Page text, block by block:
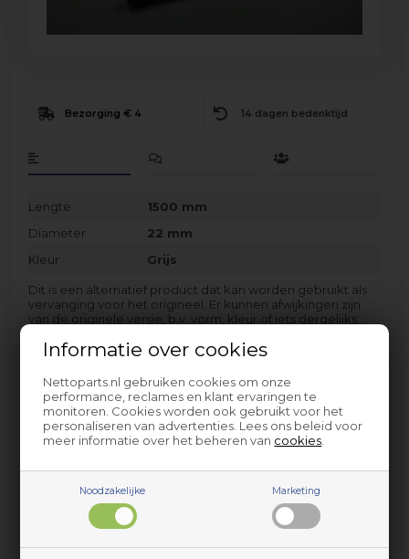
Informatie over cookies
Nettoparts.nl gebruiken cookies om onze
performance, reclames en klant ervaringen te
monitoren. Cookies worden ook gebruikt voor het
personaliseren van advertenties. Lees ons beleid voor
meer informatie over het beheren van cookies
Noodzakelijke Marketing
Bezorging € 4 14 dagen bedenktijd
Lengte
1500 mm
Diameter
22 mm
Kleur
Grijs
Dit is een alternatief product dat kan worden gebruikt als
vervanging voor het origineel. Er kunnen afwijkingen zijn
van de originele versie, b.v. vorm, kleur of iets dergelijks.
Dit is een universeel product dat past op veel verschillende
merken en modellen. Zie productinfo voor specificaties.
Populaire verwante items